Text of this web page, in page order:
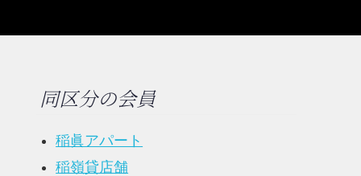
同区分の会員
稲眞アパート
稲嶺貸店舗